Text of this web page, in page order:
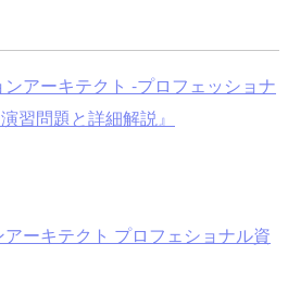
ンアーキテクト -プロフェッショナ
習問題と詳細解説』
ーキテクト プロフェショナル資